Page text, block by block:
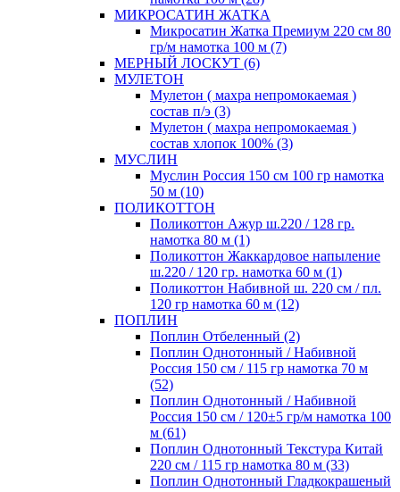
МИКРОСАТИН ЖАТКА
Микросатин Жатка Премиум 220 см 80
гр/м намотка 100 м (7)
МЕРНЫЙ ЛОСКУТ (6)
МУЛЕТОН
Мулетон ( махра непромокаемая )
состав п/э (3)
Мулетон ( махра непромокаемая )
состав хлопок 100% (3)
МУСЛИН
Муслин Россия 150 см 100 гр намотка
50 м (10)
ПОЛИКОТТОН
Поликоттон Ажур ш.220 / 128 гр.
намотка 80 м (1)
Поликоттон Жаккардовое напыление
ш.220 / 120 гр. намотка 60 м (1)
Поликоттон Набивной ш. 220 см / пл.
120 гр намотка 60 м (12)
ПОПЛИН
Поплин Отбеленный (2)
Поплин Однотонный / Набивной
Россия 150 см / 115 гр намотка 70 м
(52)
Поплин Однотонный / Набивной
Россия 150 см / 120±5 гр/м намотка 100
м (61)
Поплин Однотонный Текстура Китай
220 см / 115 гр намотка 80 м (33)
Поплин Однотонный Гладкокрашеный